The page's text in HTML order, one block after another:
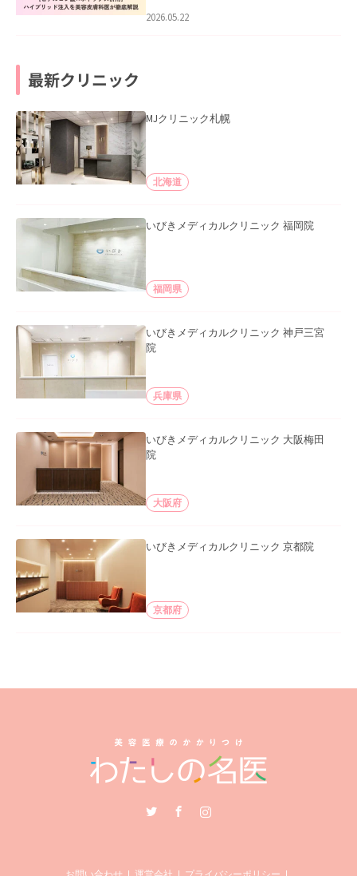
2026.05.22
最新クリニック
MJクリニック札幌
北海道
いびきメディカルクリニック 福岡院
福岡県
いびきメディカルクリニック 神戸三宮
院
兵庫県
いびきメディカルクリニック 大阪梅田
院
大阪府
いびきメディカルクリニック 京都院
京都府
Instagram